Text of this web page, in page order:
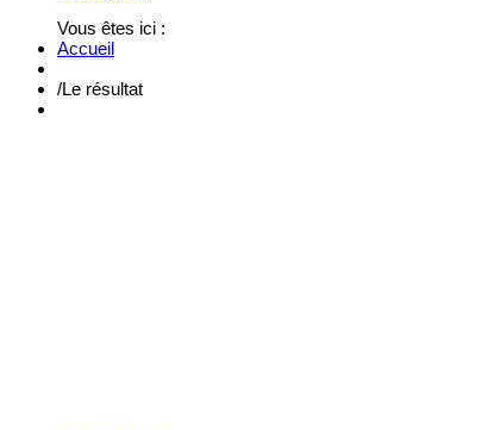
Vous êtes ici :
Accueil
/Le résultat